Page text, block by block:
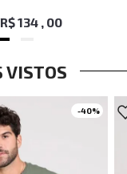
R$134 , 00
VISTOS
-40%